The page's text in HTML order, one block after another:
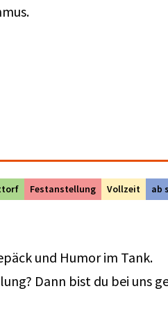
Festanstellung Vollzeit ab
und Humor im Tank.
Dann bist du bei uns